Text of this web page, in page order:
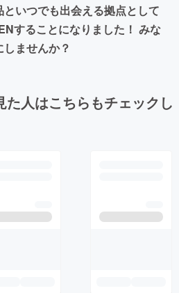
いつでも出会える拠点として
することになりました！ みな
ませんか？
た人はこちらもチェックし